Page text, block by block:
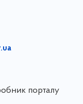
порталу